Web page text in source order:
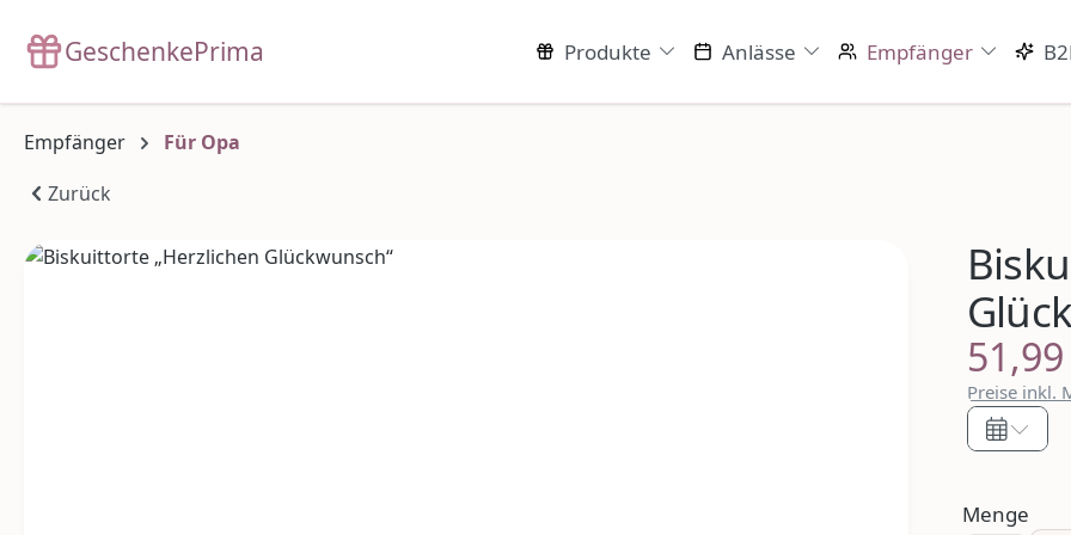
GeschenkePrima Produkte Anlässe Empfänger
Empfänger
Für Opa
Zurück
Bildergalerie überspringen
Regulärer
Preise inkl.
Menge